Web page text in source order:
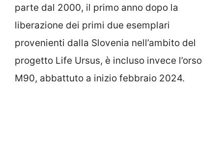
parte dal 2000, il primo anno dopo la
liberazione dei primi due esemplari
provenienti dalla Slovenia nell’ambito del
progetto Life Ursus, è incluso invece l’orso
M90, abbattuto a inizio febbraio 2024.